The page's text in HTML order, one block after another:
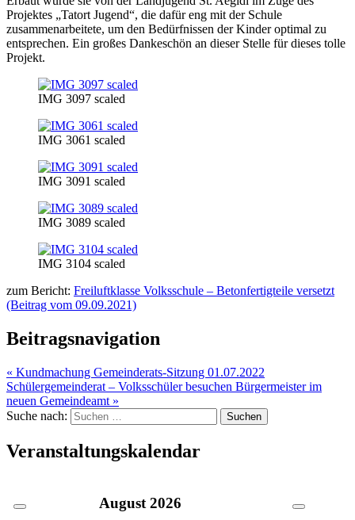
Projektes „Tatort Jugend“, die dafür eng mit der Schule
zusammenarbeitete, um den Bedürfnissen der Kinder optimal zu
entsprechen. Ein großes Dankeschön an dieser Stelle für dieses tolle
Projekt.
IMG 3097 scaled
IMG 3061 scaled
IMG 3091 scaled
IMG 3089 scaled
IMG 3104 scaled
zum Bericht: Freiluftklasse Volksschule – Betonfertigteile versetzt
(Beitrag vom 09.09.2021)
Beitragsnavigation
« Kundmachung Gemeinderats-Sitzung 01.07.2022
Schülergemeinderat – Volksschüler besuchen Bürgermeister im
neuen Gemeindeamt »
Suche nach:
Veranstaltungskalendar
August 2026